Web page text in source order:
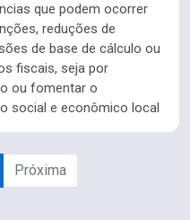
que podem ocorrer
reduções de
de base de cálculo ou
fiscais, seja por
ou fomentar o
social e econômico local
Próxima